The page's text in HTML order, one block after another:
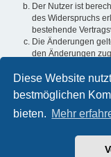
Diese Website
bestmöglichen
bieten. Mehr
Der Nutzer ist
des Widerspruchs
bestehende
Die Änderungen
den Änderungen
Informationen über
sind in der
Powered by